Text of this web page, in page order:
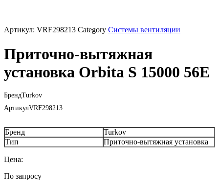
Артикул: VRF298213 Category Системы вентиляции
Приточно-вытяжная
установка Orbita S 15000 56Е
БрендTurkov
АртикулVRF298213
Бренд
Turkov
Тип
Приточно-вытяжная установка
Цена:
По запросу